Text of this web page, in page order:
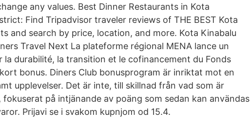
any values. Best Dinner Restaurants in Kota
Find Tripadvisor traveler reviews of THE BEST Kota
and search by price, location, and more. Kota Kinabalu
Travel Next La plateforme régional MENA lance un
la durabilité, la transition et le cofinancement du Fonds
bonus. Diners Club bonusprogram är inriktat mot en
upplevelser. Det är inte, till skillnad från vad som är
på intjänande av poäng som sedan kan användas
Prijavi se i svakom kupnjom od 15.4.